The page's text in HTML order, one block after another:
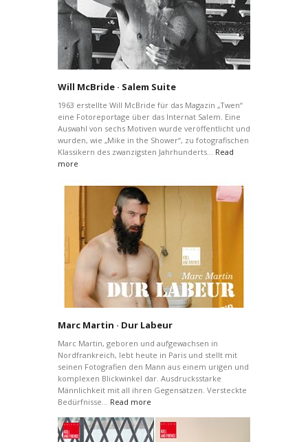
Will McBride · Salem Suite
1963 erstellte Will McBride für das Magazin „Twen“
eine Fotoreportage über das Internat Salem. Eine
Auswahl von sechs Motiven wurde veröffentlicht und
wurden, wie „Mike in the Shower“, zu fotografischen
Klassikern des zwanzigsten Jahrhunderts… Read
more
Marc Martin · Dur Labeur
Marc Martin, geboren und aufgewachsen in
Nordfrankreich, lebt heute in Paris und stellt mit
seinen Fotografien den Mann aus einem urigen und
komplexen Blickwinkel dar. Ausdrucksstarke
Männlichkeit mit all ihren Gegensätzen. Versteckte
Bedürfnisse… Read more